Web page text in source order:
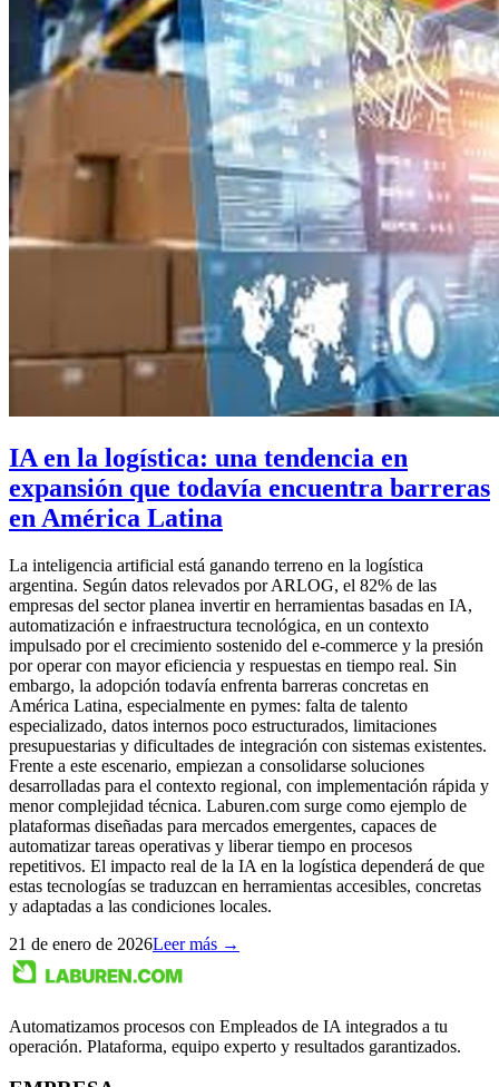
IA en la logística: una tendencia en
expansión que todavía encuentra barreras
en América Latina
La inteligencia artificial está ganando terreno en la logística
argentina. Según datos relevados por ARLOG, el 82% de las
empresas del sector planea invertir en herramientas basadas en IA,
automatización e infraestructura tecnológica, en un contexto
impulsado por el crecimiento sostenido del e-commerce y la presión
por operar con mayor eficiencia y respuestas en tiempo real. Sin
embargo, la adopción todavía enfrenta barreras concretas en
América Latina, especialmente en pymes: falta de talento
especializado, datos internos poco estructurados, limitaciones
presupuestarias y dificultades de integración con sistemas existentes.
Frente a este escenario, empiezan a consolidarse soluciones
desarrolladas para el contexto regional, con implementación rápida y
menor complejidad técnica. Laburen.com surge como ejemplo de
plataformas diseñadas para mercados emergentes, capaces de
automatizar tareas operativas y liberar tiempo en procesos
repetitivos. El impacto real de la IA en la logística dependerá de que
estas tecnologías se traduzcan en herramientas accesibles, concretas
y adaptadas a las condiciones locales.
21 de enero de 2026Leer más →
Automatizamos procesos con Empleados de IA integrados a tu
operación. Plataforma, equipo experto y resultados garantizados.